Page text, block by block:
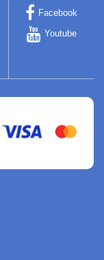
Facebook
Youtube